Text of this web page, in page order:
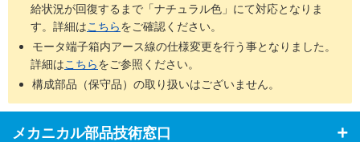
給状況が回復するまで「ナチュラル色」にて対応となりま
す。詳細はこちらをご確認ください。
モータ端子箱内アース線の仕様変更を行う事となりました。
詳細はこちらをご参照ください。
構成部品（保守品）の取り扱いはございません。
メカニカル部品技術窓口